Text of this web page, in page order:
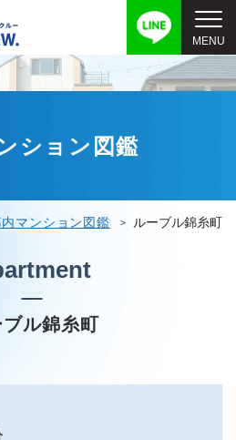
ション図鑑
マンション図鑑 ルーブル錦糸町
ブル錦糸町